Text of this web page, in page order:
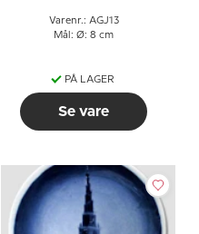
Varenr.: AGJ13
Mål: Ø: 8 cm
PÅ LAGER
Se vare